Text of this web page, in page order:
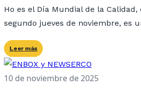
Ho es el Día Mundial de la
segundo jueves de noviembre, es
Leer más
10 de noviembre de 2025